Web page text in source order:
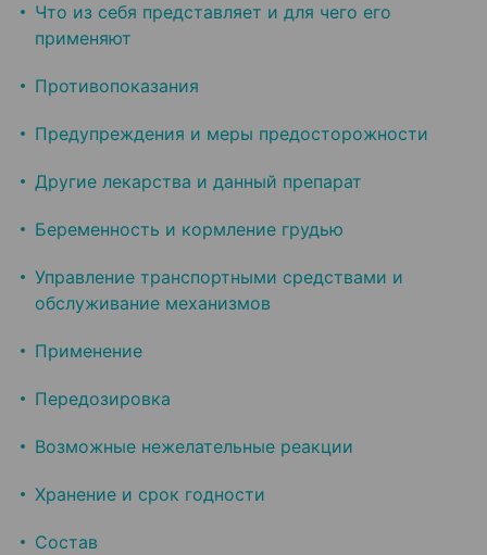
Что из себя представляет и для чего его
применяют
Противопоказания
Предупреждения и меры предосторожности
Другие лекарства и данный препарат
Беременность и кормление грудью
Управление транспортными средствами и
обслуживание механизмов
Применение
Передозировка
Возможные нежелательные реакции
Хранение и срок годности
Состав